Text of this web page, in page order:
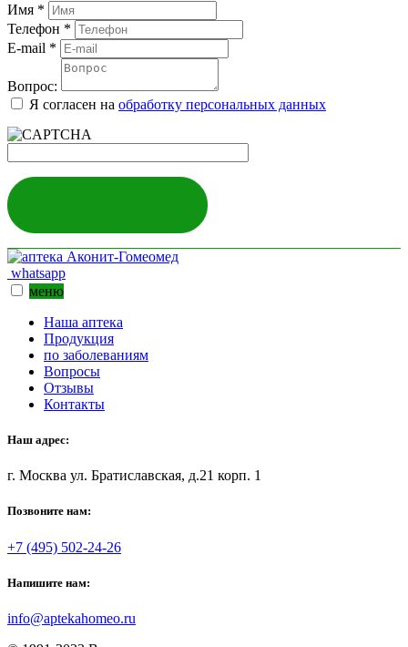
Имя *
Телефон *
E-mail *
Вопрос:
Я согласен на обработку персональных данных
whatsapp
меню
Наша аптека
Продукция
по заболеваниям
Вопросы
Отзывы
Контакты
Наш адрес:
г. Москва ул. Братиславская, д.21 корп. 1
Позвоните нам:
+7 (495) 502-24-26
Напишите нам:
info@aptekahomeo.ru